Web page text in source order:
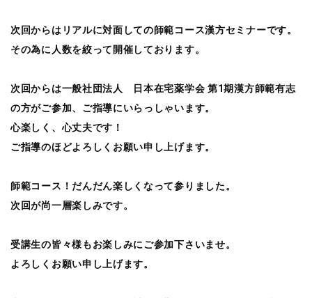
次回からはリアルに対面しての師範コース漢方セミナーです。
その為に人数を絞って開催しております。
次回からは一般社団法人 日本在宅薬学会 第1期漢方師範有志
の方がご参加、ご指導にいらっしゃいます。
心楽しく、心丈夫です！
ご指導のほどよろしくお願い申し上げます。
師範コース！だんだん楽しくなって参りました。
次回が尚一層楽しみです。
受講生の皆々様もお楽しみにご参加下さいませ。
よろしくお願い申し上げます。